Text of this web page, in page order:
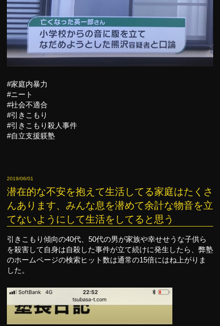
#家庭内暴力
#ニート
#社会不適合
#引きこもり
#引きこもり殺人事件
#自立支援躾塾
2019/06/01
潜在的な不安を抱えて生活してる家庭はたくさ
んあります、みんな息を潜めて余計な物音を立
てないようにして生活をしてると思う
引きこもり傾向の40代、50代の男が家族や幸せせうな子供ら
を殺害して自身は自殺した事件が立て続けに発生したら、弊塾
のホームページの検索ヒット数は通常の15倍にはね上がりま
した。